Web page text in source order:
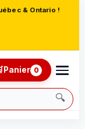
& Ontario !
🔍
Panier 0